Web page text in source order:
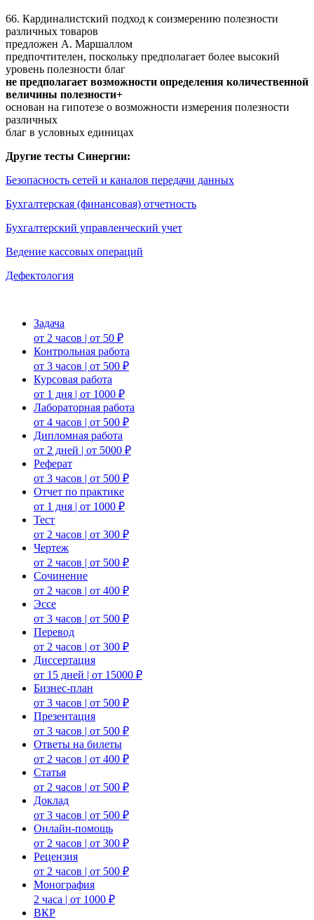
66. Кардиналистский подход к соизмерению полезности
различных товаров
предложен А. Маршаллом
предпочтителен, поскольку предполагает более высокий
уровень полезности благ
не предполагает возможности определения количественной
величины полезности+
основан на гипотезе о возможности измерения полезности
различных
благ в условных единицах
Другие тесты Синергии:
Безопасность сетей и каналов передачи данных
Бухгалтерская (финансовая) отчетность
Бухгалтерский управленческий учет
Ведение кассовых операций
Дефектология
Задача
от 2 часов | от 50 ₽
Контрольная работа
от 3 часов | от 500 ₽
Курсовая работа
от 1 дня | от 1000 ₽
Лабораторная работа
от 4 часов | от 500 ₽
Дипломная работа
от 2 дней | от 5000 ₽
Реферат
от 3 часов | от 500 ₽
Отчет по практике
от 1 дня | от 1000 ₽
Тест
от 2 часов | от 300 ₽
Чертеж
от 2 часов | от 500 ₽
Сочинение
от 2 часов | от 400 ₽
Эссе
от 3 часов | от 500 ₽
Перевод
от 2 часов | от 300 ₽
Диссертация
от 15 дней | от 15000 ₽
Бизнес-план
от 3 часов | от 500 ₽
Презентация
от 3 часов | от 500 ₽
Ответы на билеты
от 2 часов | от 400 ₽
Статья
от 2 часов | от 500 ₽
Доклад
от 3 часов | от 500 ₽
Онлайн-помощь
от 2 часов | от 300 ₽
Рецензия
от 2 часов | от 500 ₽
Монография
2 часа | от 1000 ₽
ВКР